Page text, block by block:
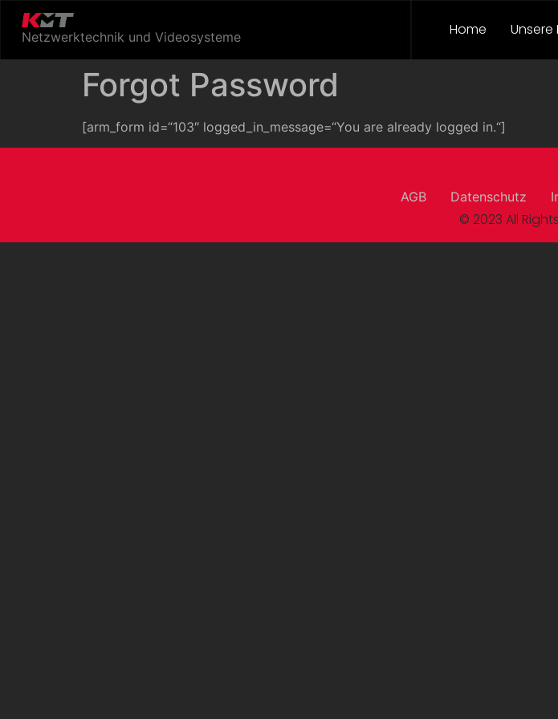
Netzwerktechnik und Videosysteme Home Unsere
Forgot Password
[arm_form id=“103″ logged_in_message=“You are already logged in.“]
AGB Datenschutz
© 2023 All